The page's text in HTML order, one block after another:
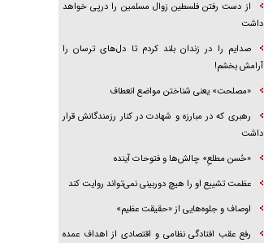
از دست رفتن فلسطین زوال مسلمین را درپی خواهد
داشت
صدایم را در زندان بلند کردم تا دل‌های ترسان را
آرامش بخشم!
«مصلحت» یعنی شناختن مواضع انعطاف
رهبری که در مبارزه و شهادت در کنار رزمندگانش قرار
داشت
«حُسن مطلعِ» چالش‌ها و فتوحات آینده
عظمت تشییع او را هیچ دوربینی نمی‌تواند روایت کند
اوصاف و جلوه‌هایی از «حقیقت عظیم»
رفع عقب افتادگی نظامی و اقتصادی از اهداف عمده